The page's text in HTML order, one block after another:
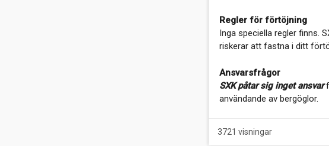
Regler för förtöjning
Inga speciella regler finns.
riskerar att fastna i ditt
Ansvarsfrågor
SXK påtar sig inget ansvar
användande av bergöglor.
3721 visningar